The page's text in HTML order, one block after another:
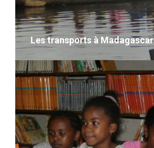
VOIR LE DÉTAIL
Les transports à Madagascar